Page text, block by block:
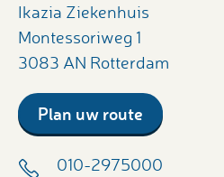
Ikazia Ziekenhuis
Montessoriweg 1
3083 AN Rotterdam
Plan uw route
010-2975000